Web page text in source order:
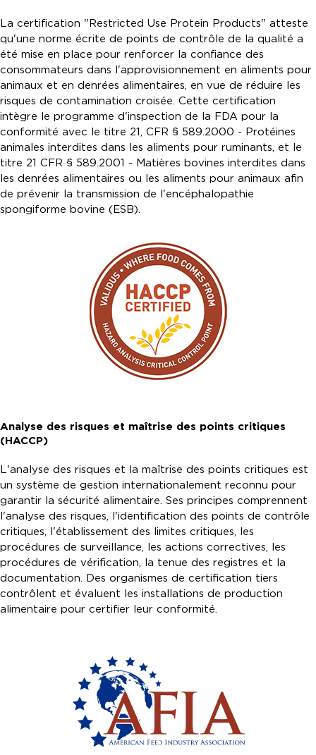
La certification "Restricted Use Protein Products" atteste
qu'une norme écrite de points de contrôle de la qualité a
été mise en place pour renforcer la confiance des
consommateurs dans l'approvisionnement en aliments pour
animaux et en denrées alimentaires, en vue de réduire les
risques de contamination croisée. Cette certification
intègre le programme d'inspection de la FDA pour la
conformité avec le titre 21, CFR § 589.2000 - Protéines
animales interdites dans les aliments pour ruminants, et le
titre 21 CFR § 589.2001 - Matières bovines interdites dans
les denrées alimentaires ou les aliments pour animaux afin
de prévenir la transmission de l'encéphalopathie
spongiforme bovine (ESB).
Analyse des risques et maîtrise des points critiques
(HACCP)
L'analyse des risques et la maîtrise des points critiques est
un système de gestion internationalement reconnu pour
garantir la sécurité alimentaire. Ses principes comprennent
l'analyse des risques, l'identification des points de contrôle
critiques, l'établissement des limites critiques, les
procédures de surveillance, les actions correctives, les
procédures de vérification, la tenue des registres et la
documentation. Des organismes de certification tiers
contrôlent et évaluent les installations de production
alimentaire pour certifier leur conformité.